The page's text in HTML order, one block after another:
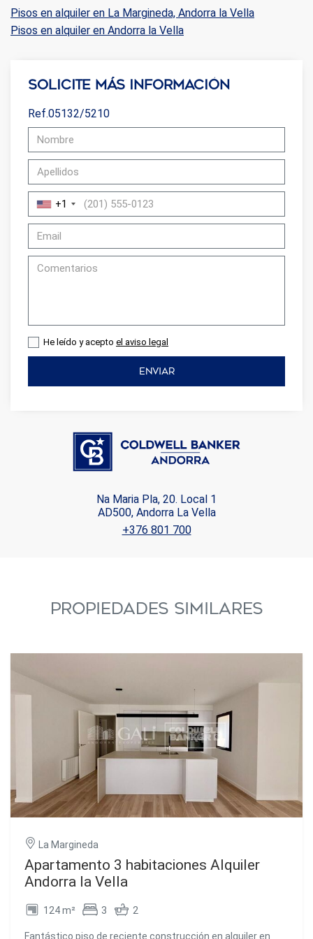
Pisos en alquiler en La Margineda, Andorra la Vella
Pisos en alquiler en Andorra la Vella
Solicite más información
Ref.05132/5210
+1
He leído y acepto el aviso legal
ENVIAR
Na Maria Pla, 20. Local 1
AD500, Andorra La Vella
+376 801 700
PROPIEDADES SIMILARES
La Margineda
Apartamento 3 habitaciones Alquiler
Andorra la Vella
124 m² 3 2
Fantástico piso de reciente construcción en alquiler en